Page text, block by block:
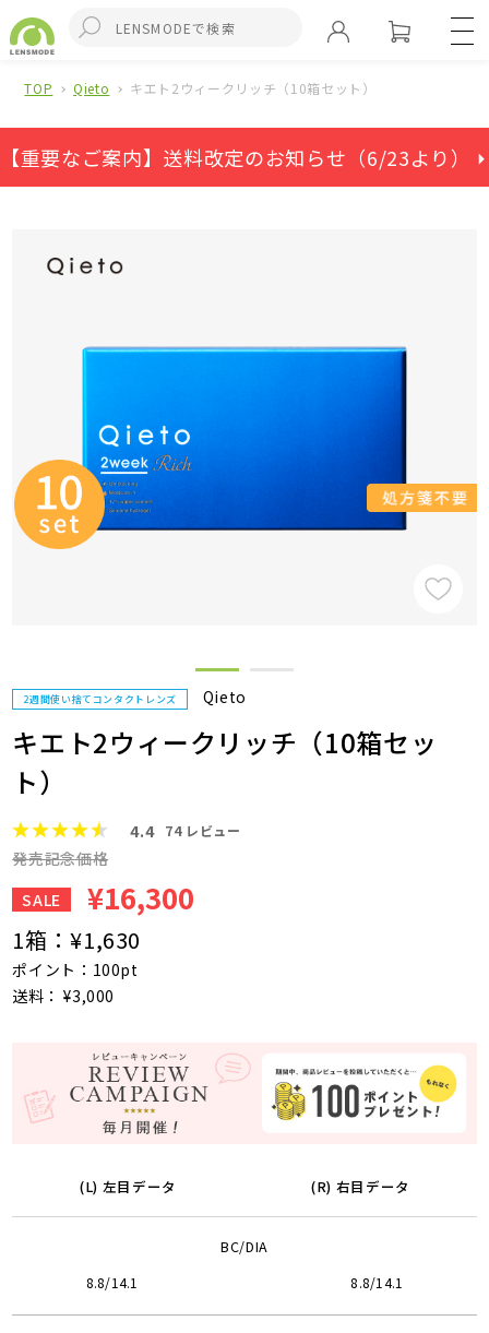
TOP Qieto キエト2ウィークリッチ（10箱セット）
【重要なご案内】送料改定のお知らせ（6/23より） ⏵
2週間使い捨てコンタクトレンズ Qieto
キエト2ウィークリッチ（10箱セッ
ト）
4.4 74レビュー
発売記念価格
SALE
¥16,300
1箱：¥1,630
ポイント：100pt
送料： ¥3,000
(L) 左目データ (R) 右目データ
BC/DIA
8.8/14.1 8.8/14.1